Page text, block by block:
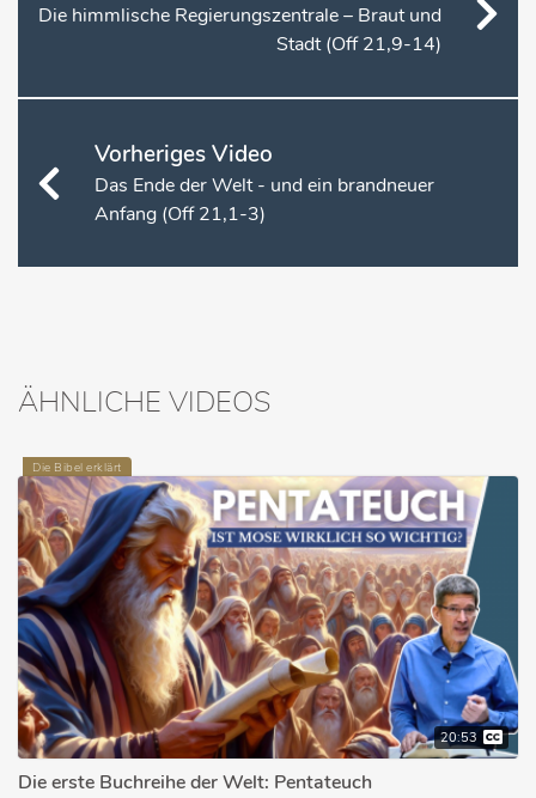
Die himmlische Regierungszentrale – Braut und
Stadt (Off 21,9-14)
Vorheriges Video
Das Ende der Welt - und ein brandneuer
Anfang (Off 21,1-3)
ÄHNLICHE VIDEOS
Die Bibel erklärt
20:53
Die erste Buchreihe der Welt: Pentateuch